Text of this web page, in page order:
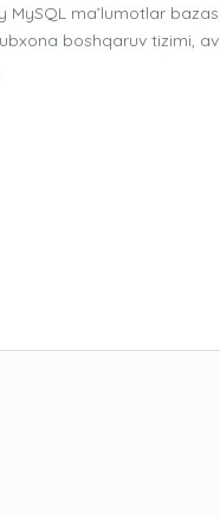
MySQL ma’lumotlar
boshqaruv tizimi,